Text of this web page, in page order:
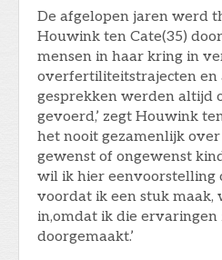
De afgelopen jaren werd
Houwink ten Cate(35)
mensen in haar kring in
overfertiliteitstrajecten en
gesprekken werden altijd
gevoerd,’ zegt Houwink
het nooit gezamenlijk
gewenst of ongewenst
wil ik hier eenvoorstelling
voordat ik een stuk maak,
in,omdat ik die ervaringen
doorgemaakt.’